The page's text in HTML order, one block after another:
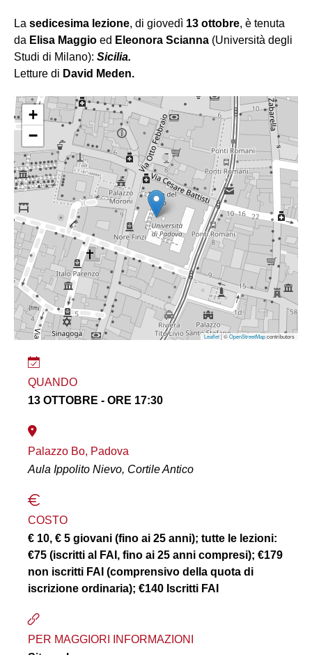
La sedicesima lezione, di giovedì 13 ottobre, è tenuta
da Elisa Maggio ed Eleonora Scianna (Università degli
Studi di Milano): Sicilia.
Letture di David Meden.
+
−
Leaflet| ©OpenStreetMapcontributors
QUANDO
13 OTTOBRE - ORE 17:30
Palazzo Bo, Padova
Aula Ippolito Nievo, Cortile Antico
COSTO
€ 10, € 5 giovani (fino ai 25 anni); tutte le lezioni:
€75 (iscritti al FAI, fino ai 25 anni compresi); €179
non iscritti FAI (comprensivo della quota di
iscrizione ordinaria); €140 Iscritti FAI
PER MAGGIORI INFORMAZIONI